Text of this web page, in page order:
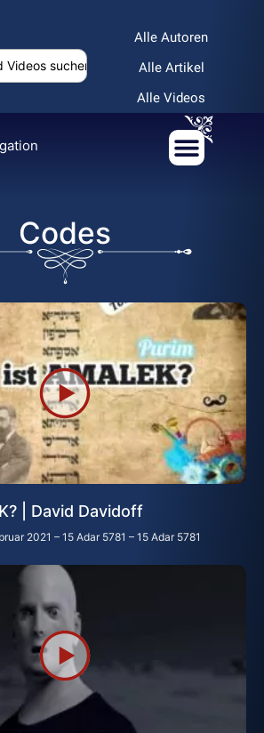
Alle Autoren
Alle Artikel
Alle Videos
Codes
| David Davidoff
2021 – 15 Adar 5781 – 15 Adar 5781